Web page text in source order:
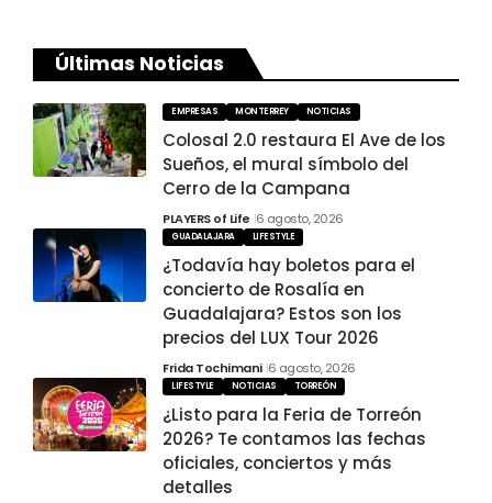
Últimas Noticias
EMPRESAS MONTERREY NOTICIAS
Colosal 2.0 restaura El Ave de los
Sueños, el mural símbolo del
Cerro de la Campana
PLAYERS of Life 6 agosto, 2026
GUADALAJARA LIFESTYLE
¿Todavía hay boletos para el
concierto de Rosalía en
Guadalajara? Estos son los
precios del LUX Tour 2026
Frida Tochimani 6 agosto, 2026
LIFESTYLE NOTICIAS TORREÓN
¿Listo para la Feria de Torreón
2026? Te contamos las fechas
oficiales, conciertos y más
detalles